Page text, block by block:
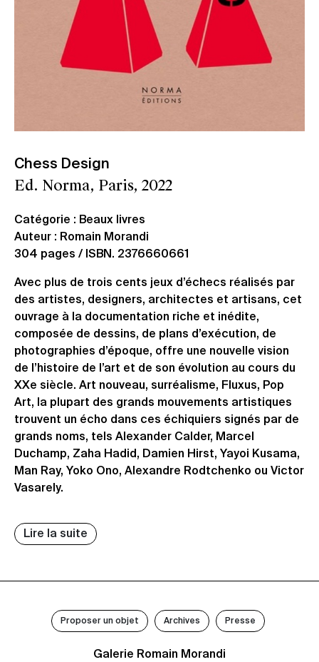
Chess Design
Ed. Norma, Paris, 2022
Catégorie : Beaux livres
Auteur : Romain Morandi
304 pages / ISBN. 2376660661
Avec plus de trois cents jeux d’échecs réalisés par
des artistes, designers, architectes et artisans, cet
ouvrage à la documentation riche et inédite,
composée de dessins, de plans d’exécution, de
photographies d’époque, offre une nouvelle vision
de l’histoire de l’art et de son évolution au cours du
XXe siècle. Art nouveau, surréalisme, Fluxus, Pop
Art, la plupart des grands mouvements artistiques
trouvent un écho dans ces échiquiers signés par de
grands noms, tels Alexander Calder, Marcel
Duchamp, Zaha Hadid, Damien Hirst, Yayoi Kusama,
Man Ray, Yoko Ono, Alexandre Rodtchenko ou Victor
Vasarely.
Lire la suite
Proposer un objet Archives Presse
Galerie Romain Morandi